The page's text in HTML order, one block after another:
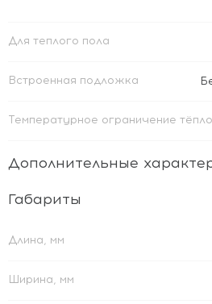
Для теплого пола
Встроенная подложка
Температурное ограничение
Дополнительные
Габариты
Длина, мм
Ширина, мм